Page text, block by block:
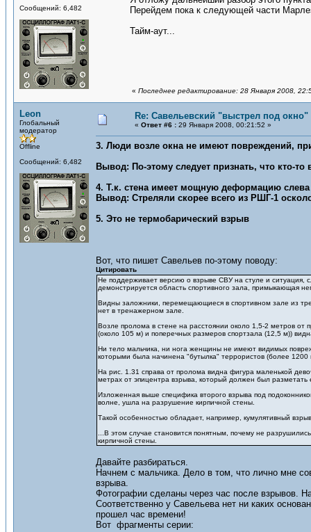
Сообщений: 6,482
Перейдем пока к следующей части
Тайм-аут...
« Последнее редактирование: 28 Января 2008,
Leon
Глобальный
модератор
Offline
Сообщений: 6,482
Re: Савельевский "выстрел под окно"
« Ответ #6 : 29 Января 2008, 00:21:52 »
3. Люди возле окна не имеют повреждений,
Вывод: По-этому следует признать, что кто-
4. Т.к. стена имеет мощную деформацию
Вывод: Стреляли скорее всего из РШГ-1
5. Это не термобарический взрыв
Вот, что пишет Савельев по-этому поводу:
Цитировать
Не поддерживает версию о взрыве СВУ на стуле и ситуация,
демонстрируется область спортивного зала, примыкающая
Видны заложники, перемещающиеся в спортивном зале из
нет в тренажерном зале.
Возле пролома в стене на расстоянии около 1,5-2 метров от
(около 105 м) и поперечных размеров спортзала (12,5 м))
Ни тело мальчика, ни нога женщины не имеют видимых
которыми была начинена "бутылка" террористов (более
На рис. 1.31 справа от пролома видна фигура маленькой
метрах от эпицентра взрыва, который должен был разметать
Изложенная выше специфика второго взрыва под
волне, ушла на разрушение кирпичной стены.
Такой особенностью обладает, например, кумулятивный
...В этом случае становится понятным, почему не
кирпичной стены.
Давайте разбираться.
Начнем с мальчика. Дело в том, что лично мне
взрыва.
Фотографии сделаны через час после взрывов.
Соответственно у Савельева нет ни каких
прошел час времени!
Вот фрагменты серии: